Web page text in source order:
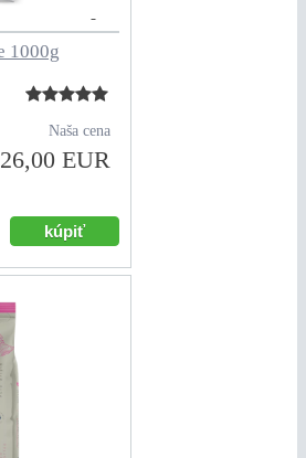
1000g
Naša cena
26,00 EUR